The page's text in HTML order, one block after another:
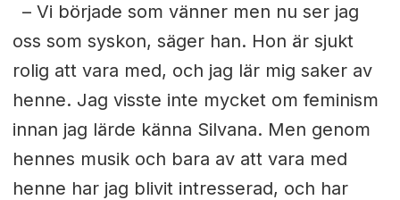
– Vi började som vänner men nu ser jag
oss som syskon, säger han. Hon är sjukt
rolig att vara med, och jag lär mig saker av
henne. Jag visste inte mycket om feminism
innan jag lärde känna Silvana. Men genom
hennes musik och bara av att vara med
henne har jag blivit intresserad, och har